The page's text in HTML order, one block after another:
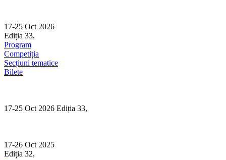
content
17-25 Oct 2026
Ediția 33,
Program
Competiția
Secțiuni tematice
Bilete
17-25 Oct 2026 Ediția 33,
17-26 Oct 2025
Ediția 32,